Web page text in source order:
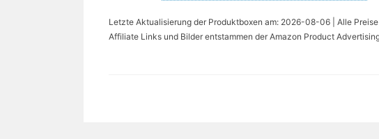
Letzte Aktualisierung der Produktboxen am: 2026-08-06 | Alle
Affiliate Links und Bilder entstammen der Amazon Product